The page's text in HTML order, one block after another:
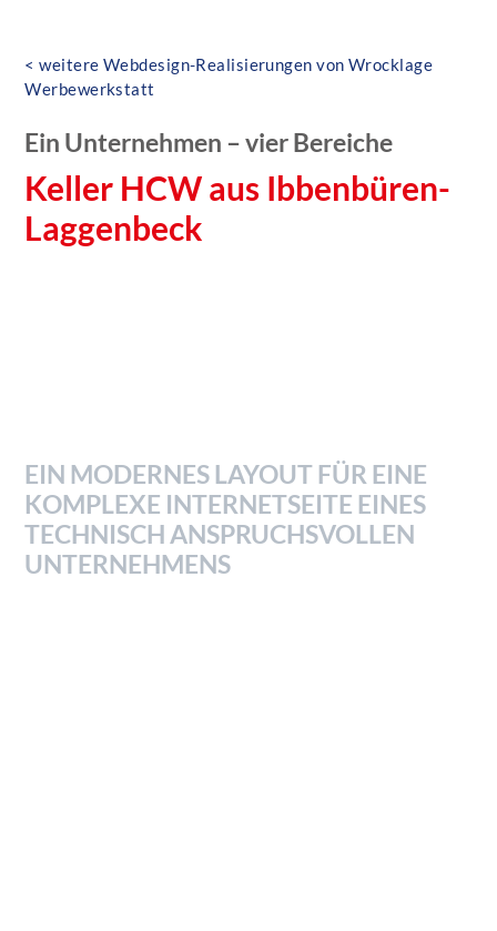
< weitere Webdesign-Realisierungen von Wrocklage
Werbewerkstatt
Ein Unternehmen – vier Bereiche
Keller HCW aus Ibbenbüren-
Laggenbeck
EIN MODERNES LAYOUT FÜR EINE
KOMPLEXE INTERNETSEITE EINES
TECHNISCH ANSPRUCHSVOLLEN
UNTERNEHMENS